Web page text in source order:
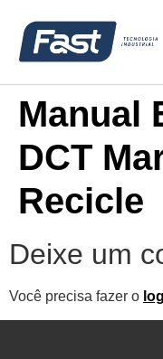
Manual
DCT
Recicle
Deixe um
Você precisa fazer o